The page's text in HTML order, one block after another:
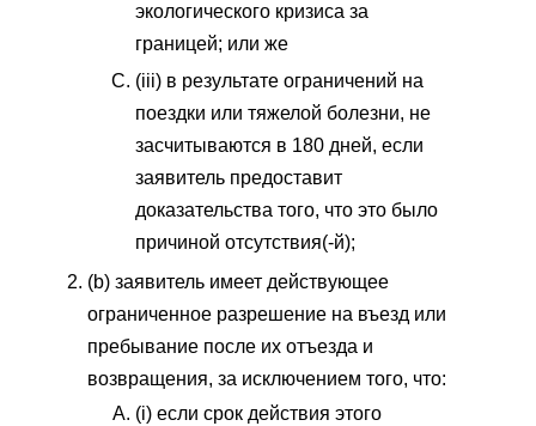
экологического кризиса за
границей; или же
(iii) в результате ограничений на
поездки или тяжелой болезни, не
засчитываются в 180 дней, если
заявитель предоставит
доказательства того, что это было
причиной отсутствия(-й);
(b) заявитель имеет действующее
ограниченное разрешение на въезд или
пребывание после их отъезда и
возвращения, за исключением того, что:
(i) если срок действия этого